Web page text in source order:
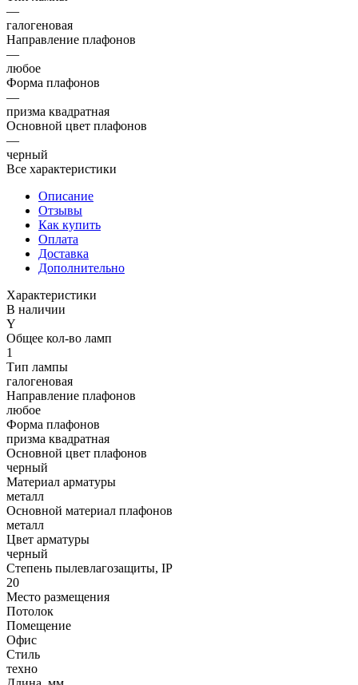
—
галогеновая
Направление плафонов
—
любое
Форма плафонов
—
призма квадратная
Основной цвет плафонов
—
черный
Все характеристики
Описание
Отзывы
Как купить
Оплата
Доставка
Дополнительно
Характеристики
В наличии
Y
Общее кол-во ламп
1
Тип лампы
галогеновая
Направление плафонов
любое
Форма плафонов
призма квадратная
Основной цвет плафонов
черный
Материал арматуры
металл
Основной материал плафонов
металл
Цвет арматуры
черный
Степень пылевлагозащиты, IP
20
Место размещения
Потолок
Помещение
Офис
Стиль
техно